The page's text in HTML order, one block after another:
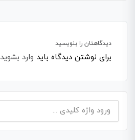
دیدگاهتان را بنویسید
برای نوشتن دیدگاه باید وارد بشوید
جستجو
برای: